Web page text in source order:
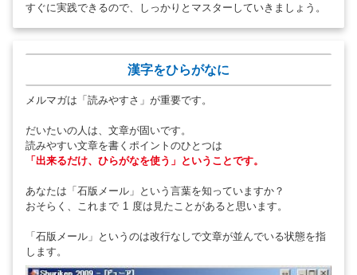
すぐに実践できるので、しっかりとマスターしていきましょう。
漢字をひらがなに
メルマガは「読みやすさ」が重要です。
だいたいの人は、文章が固いです。
読みやすい文章を書くポイントのひとつは
「出来るだけ、ひらがなを使う」ということです。
あなたは「石版メール」という言葉を知っていますか？
おそらく、これまで 1 度は見たことがあると思います。
「石版メール」というのは改行なしで文章が並んでいる状態を指
します。